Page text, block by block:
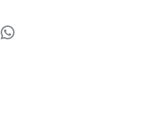
WhatsApp